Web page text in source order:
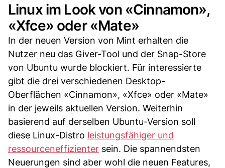
Linux im Look von «Cinnamon»,
«Xfce» oder «Mate»
In der neuen Version von Mint erhalten die
Nutzer neu das Giver-Tool und der Snap-Store
von Ubuntu wurde blockiert. Für interessierte
gibt die drei verschiedenen Desktop-
Oberflächen «Cinnamon», «Xfce» oder «Mate»
in der jeweils aktuellen Version. Weiterhin
basierend auf derselben Ubuntu-Version soll
diese Linux-Distro leistungsfähiger und
ressourceneffizienter sein. Die spannendsten
Neuerungen sind aber wohl die neuen Features,